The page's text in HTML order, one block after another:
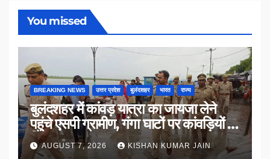
You missed
BREAKING NEWS उत्तर प्रदेश बुलंदशहर भारत राज्य
बुलंदशहर में कांवड़ यात्रा का जायजा लेने
पहुंचे एसपी ग्रामीण, गंगा घाटों पर कांवड़ियों से
किया संवाद
AUGUST 7, 2026 KISHAN KUMAR JAIN